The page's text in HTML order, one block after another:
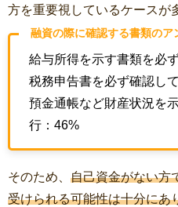
方を重要視しているケースが
融資の際に確認する書類のア
給与所得を示す書類を必
税務申告書を必ず確認し
預金通帳など財産状況を
行： 46%
そのため、 自己資金がない方
受けられる可能性は十分にあ